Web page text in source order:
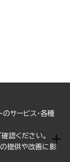
サービス・各種
認ください。
提供や改善に影